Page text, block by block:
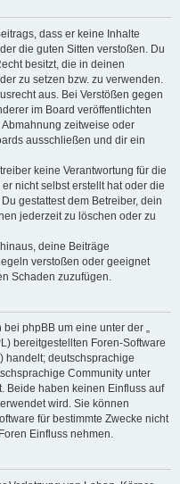
dass er keine Inhalte
die guten Sitten verstoßen. Du
besitzt, die in deinen
zu setzen bzw. zu verwenden.
aus. Bei Verstößen gegen
im Board veröffentlichten
zeitweise oder
ausschließen und dir ein
keine Verantwortung für die
nicht selbst erstellt hat oder die
gestattest dem Betreiber, dein
jederzeit zu löschen oder zu
deine Beiträge
verstoßen oder geeignet
Schaden zuzufügen.
phpBB um eine unter der „
bereitgestellten Foren-Software
handelt; deutschsprachige
Community unter
Beide haben keinen Einfluss auf
wird. Sie können
für bestimmte Zwecke nicht
Einfluss nehmen.